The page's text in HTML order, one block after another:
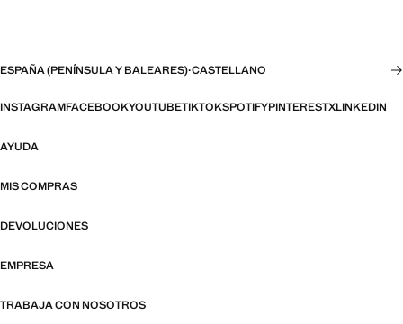
ESPAÑA (PENÍNSULA Y BALEARES)·CASTELLANO
INSTAGRAMFACEBOOKYOUTUBETIKTOKSPOTIFYPINTERESTXLINKEDIN
AYUDA
MIS COMPRAS
DEVOLUCIONES
EMPRESA
TRABAJA CON NOSOTROS